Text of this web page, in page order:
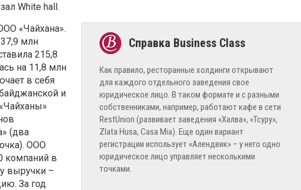
White hall.
Как правило, ресторанные холдинги открывают
для каждого отдельного заведения свое
юридическое лицо. В таком формате и с разными
собственниками, например, работают кафе в сети
RestUnion (развивает заведения «Халва», «Тсуру»,
Zlata Husa, Casa Mia). Еще один вариант
регистрации использует «Алендвик» – у него одно
юридическое лицо управляет несколькими
точками.
«Чайхана».
млн
215,8
на 11,8 млн
в себя
и
(два
ООО
компаний в
выручки –
За год